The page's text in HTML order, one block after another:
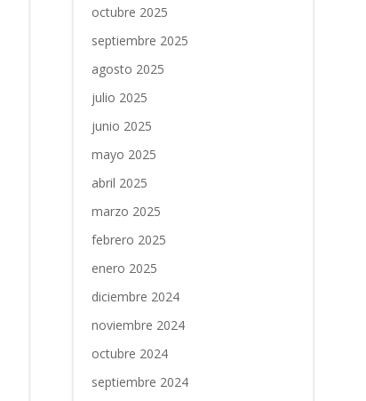
octubre 2025
septiembre 2025
agosto 2025
julio 2025
junio 2025
mayo 2025
abril 2025
marzo 2025
febrero 2025
enero 2025
diciembre 2024
noviembre 2024
octubre 2024
septiembre 2024